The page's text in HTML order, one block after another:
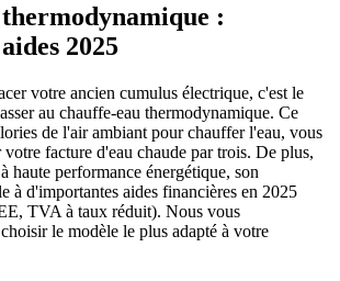
:
2025
votre ancien cumulus électrique, c'est le
au chauffe-eau thermodynamique. Ce
de l'air ambiant pour chauffer l'eau, vous
facture d'eau chaude par trois. De plus,
haute performance énergétique, son
à d'importantes aides financières en 2025
TVA à taux réduit). Nous vous
le modèle le plus adapté à votre